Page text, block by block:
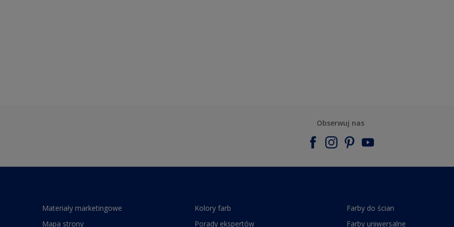
Obserwuj nas
Materiały marketingowe
Mapa strony
Kolory farb
Porady ekspertów
Farby do ścian
Farby uniwersalne